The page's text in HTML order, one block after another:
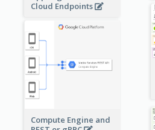
Cloud Endpoints
Compute Engine and